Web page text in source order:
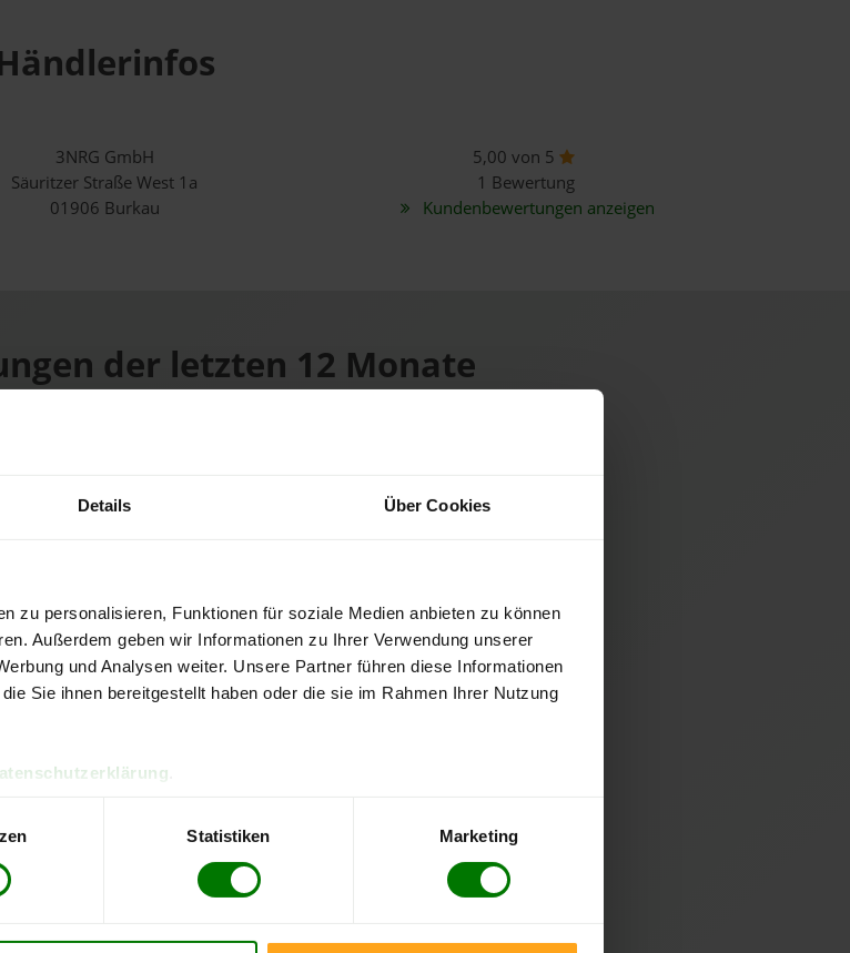
Details Über Cookies
zu personalisieren, Funktionen für soziale Medien anbieten zu können
Außerdem geben wir Informationen zu Ihrer Verwendung unserer
und Analysen weiter. Unsere Partner führen diese Informationen
Sie ihnen bereitgestellt haben oder die sie im Rahmen Ihrer Nutzung
Statistiken Marketing
3NRG GmbH
Säuritzer Straße West 1a
01906 Burkau
5,00 von 5
1 Bewertung
Kundenbewertungen anzeigen
der letzten 12 Monate
5,00von 5
1 Bewertung in den letzten 12 Monaten
(insgesamt 1 Bewertung)
keine Bewertungen
keine Bewertungen
keine Bewertungen